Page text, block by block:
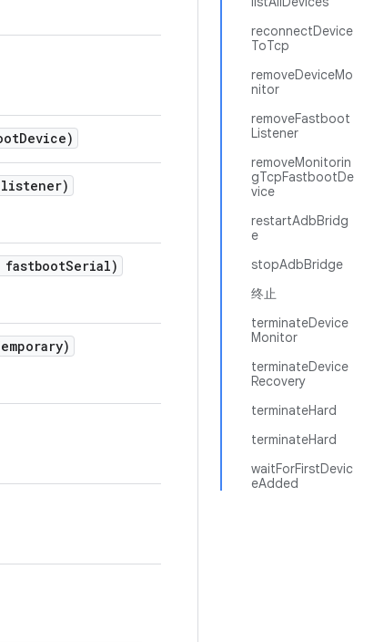
reconnectDevice
ToTcp
removeDeviceMo
nitor
removeFastboot
Listener
removeMonitorin
gTcpFastbootDe
vice
restartAdbBridg
e
stopAdbBridge
终止
terminateDevice
Monitor
terminateDevice
Recovery
terminateHard
terminateHard
waitForFirstDevic
eAdded
Device)
listener)
Serial)